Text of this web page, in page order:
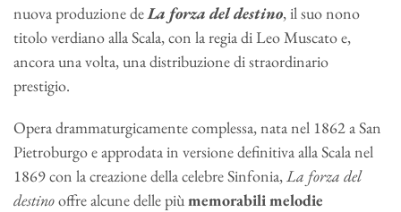
nuova produzione deLa forza del destino, il suo nono
titolo verdiano alla Scala, con la regia di Leo Muscato e,
ancora una volta, una distribuzione di straordinario
prestigio.
Opera drammaturgicamente complessa, nata nel 1862 a San
Pietroburgo e approdata in versione definitiva alla Scala nel
1869 con la creazione della celebre Sinfonia,La forza del
destinooffre alcune delle piùmemorabili melodie